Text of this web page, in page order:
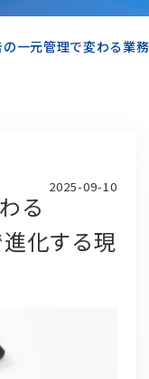
一元管理で変わる業
2025-09-10
る
化する現